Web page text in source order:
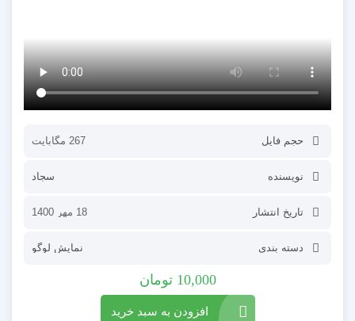
حجم فایل 267 مگابایت
نویسنده سجاد
تاریخ انتشار 18 مهر 1400
دسته بندی نمایش لوگو
10,000 تومان
افزودن به سبد خرید